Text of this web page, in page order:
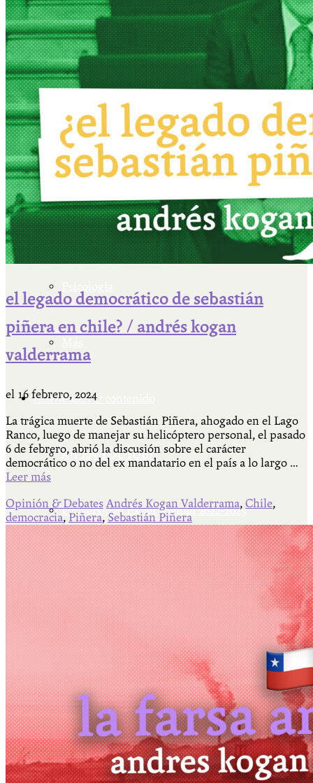
Escriben & participan
Actualidad y sociedad
Educación
Literatura
Filosofía
Actividades & contenido
AJÍ EN YOUTUBE
Universidad Experimental 2022-2025
Feria del Libro Venado Tuerto 2022-2025
Facultad Libre Venado Tuerto 1990-1994
Cátedra Bailable 2018
Más
el legado democrático de sebastián
piñera en chile? / andrés kogan
valderrama
el 16 febrero, 2024
La trágica muerte de Sebastián Piñera, ahogado en el Lago
Ranco, luego de manejar su helicóptero personal, el pasado
6 de febrero, abrió la discusión sobre el carácter
democrático o no del ex mandatario en el país a lo largo …
Leer más
Opinión & Debates Andrés Kogan Valderrama, Chile,
democracia, Piñera, Sebastián Piñera